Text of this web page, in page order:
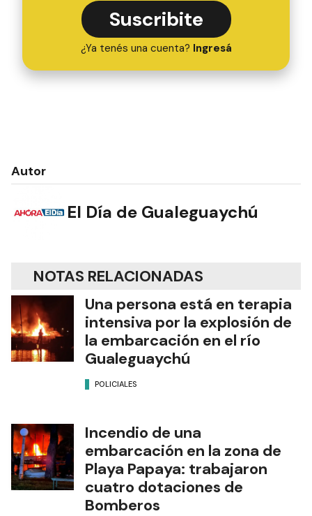
Suscribite
¿Ya tenés una cuenta? Ingresá
Autor
El Día de Gualeguaychú
NOTAS RELACIONADAS
Una persona está en terapia
intensiva por la explosión de
la embarcación en el río
Gualeguaychú
POLICIALES
Incendio de una
embarcación en la zona de
Playa Papaya: trabajaron
cuatro dotaciones de
Bomberos